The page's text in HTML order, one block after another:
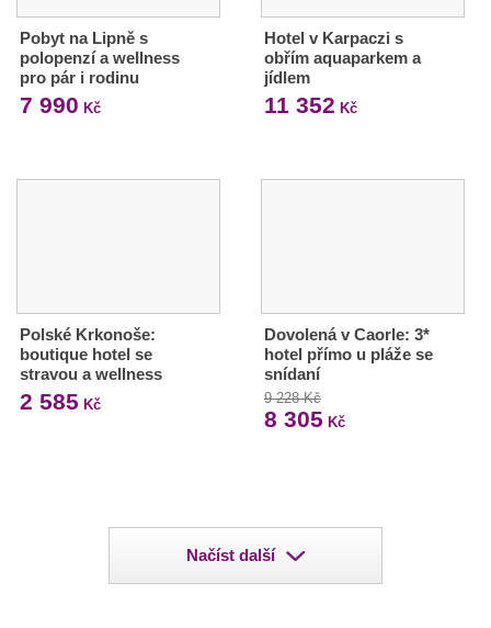
Pobyt na Lipně s
polopenzí a wellness
pro pár i rodinu
7 990 Kč
Hotel v Karpaczi s
obřím aquaparkem a
jídlem
11 352 Kč
Polské Krkonoše:
boutique hotel se
stravou a wellness
2 585 Kč
Dovolená v Caorle: 3*
hotel přímo u pláže se
snídaní
9 228 Kč
8 305 Kč
Načíst další